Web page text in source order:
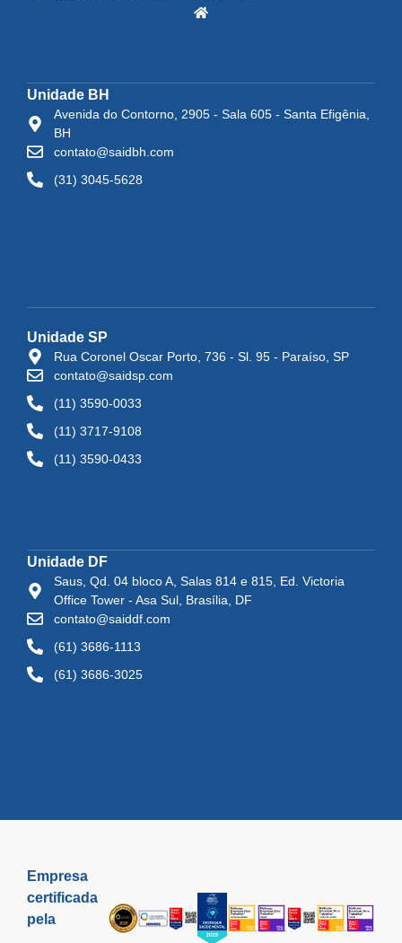
Unidade BH
Avenida do Contorno, 2905 - Sala 605 - Santa Efigênia,
BH
contato@saidbh.com
(31) 3045-5628
Unidade SP
Rua Coronel Oscar Porto, 736 - Sl. 95 - Paraíso, SP
contato@saidsp.com
(11) 3590-0033
(11) 3717-9108
(11) 3590-0433
Unidade DF
Saus, Qd. 04 bloco A, Salas 814 e 815, Ed. Victoria
Office Tower - Asa Sul, Brasília, DF
contato@saiddf.com
(61) 3686-1113
(61) 3686-3025
Empresa
certificada
pela